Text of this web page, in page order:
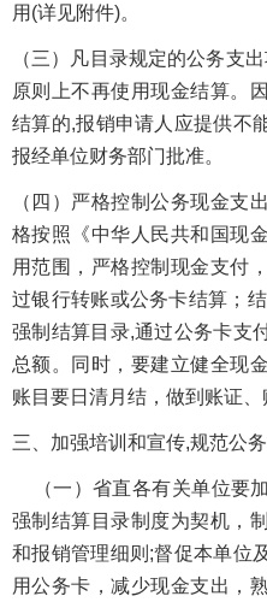
用(详见附件)。
（三）凡目录规定的公务支
原则上不再使用现金结算。
结算的,报销申请人应提供不
报经单位财务部门批准。
（四）严格控制公务现金支
格按照《中华人民共和国现
用范围，严格控制现金支付
过银行转账或公务卡结算；
强制结算目录,通过公务卡支
总额。同时，要建立健全现
账目要日清月结，做到账证、
三、加强培训和宣传,规范公
（一）省直各有关单位要
强制结算目录制度为契机，
和报销管理细则;督促本单位
用公务卡，减少现金支出，